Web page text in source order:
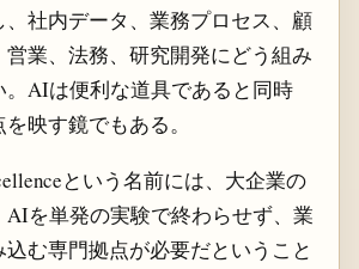
社内データ、業務プロセス、顧
業、法務、研究開発にどう組み
AIは便利な道具であると同時
映す鏡でもある。
という名前には、大企業の
を単発の実験で終わらせず、業
む専門拠点が必要だということ